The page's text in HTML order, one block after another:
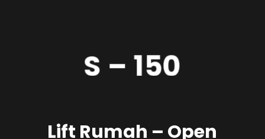
S – 150
Lift Rumah – Open